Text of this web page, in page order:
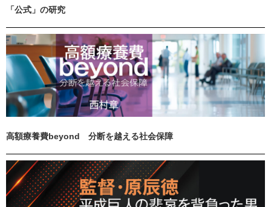
「公式」の研究
高額療養費beyond 分断を越える社会保障